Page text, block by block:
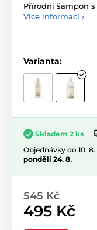
Přírodní šampon
Více informací ›
Varianta:
Skladem 2 ks
Objednávky do 10.
pondělí 24. 8.
545 Kč
495 Kč